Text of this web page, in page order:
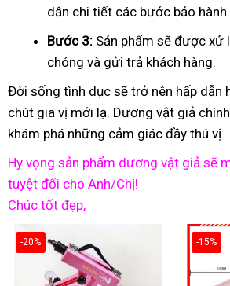
dẫn chi tiết các bước bảo hành.
Bước 3: Sản phẩm sẽ được xử
chóng và gửi trả khách hàng.
Đời sống tình dục sẽ trở nên hấp dẫn
chút gia vị mới lạ. Dương vật giả
khám phá những cảm giác đầy thú vị.
Hy vọng sản phẩm dương vật giả sẽ
tuyệt đối cho Anh/Chị!
Chúc tốt đẹp,
-20% -15%